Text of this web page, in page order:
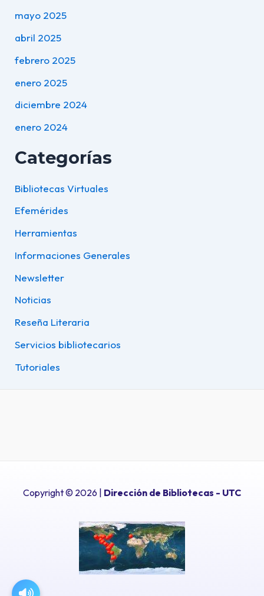
mayo 2025
abril 2025
febrero 2025
enero 2025
diciembre 2024
enero 2024
Categorías
Bibliotecas Virtuales
Efemérides
Herramientas
Informaciones Generales
Newsletter
Noticias
Reseña Literaria
Servicios bibliotecarios
Tutoriales
Copyright © 2026 | Dirección de Bibliotecas - UTC